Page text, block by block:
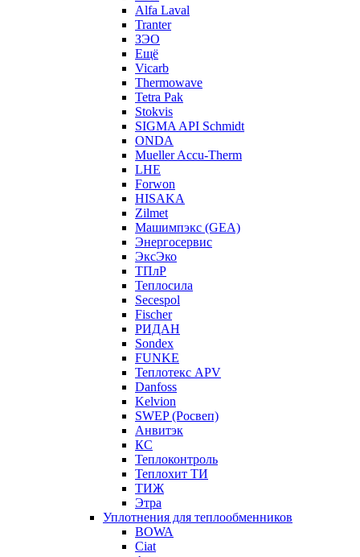
Alfa Laval
Tranter
ЗЭО
Ещё
Vicarb
Thermowave
Tetra Pak
Stokvis
SIGMA API Schmidt
ONDA
Mueller Accu-Therm
LHE
Forwon
HISAKA
Zilmet
Машимпэкс (GEA)
Энергосервис
ЭксЭко
ТПлР
Теплосила
Secespol
Fischer
РИДАН
Sondex
FUNKE
Теплотекс APV
Danfoss
Kelvion
SWEP (Росвеп)
Анвитэк
КС
Теплоконтроль
Теплохит ТИ
ТИЖ
Этра
Уплотнения для теплообменников
BOWA
Ciat